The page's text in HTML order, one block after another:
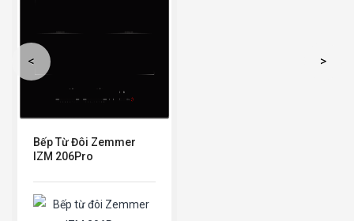
Bếp Từ Đôi Zemmer
IZM 206Pro
< >